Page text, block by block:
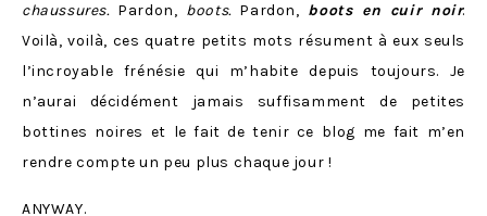
chaussures.Pardon, boots.Pardon, boots en cuir noir.
Voilà, voilà, ces quatre petits mots résument à eux seuls
l’incroyable frénésie qui m’habite depuis toujours. Je
n’aurai décidément jamais suffisamment de petites
bottines noires et le fait de tenir ce blog me fait m’en
rendre compte un peu plus chaque jour !
ANYWAY.